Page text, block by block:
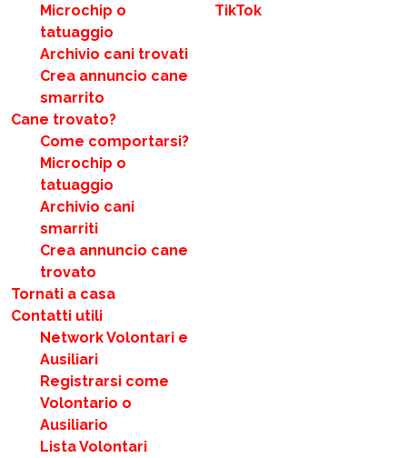
Microchip o
tatuaggio
Archivio cani trovati
Crea annuncio cane
smarrito
Cane trovato?
Come comportarsi?
Microchip o
tatuaggio
Archivio cani
smarriti
Crea annuncio cane
trovato
Tornati a casa
Contatti utili
Network Volontari e
Ausiliari
Registrarsi come
Volontario o
Ausiliario
Lista Volontari
TikTok